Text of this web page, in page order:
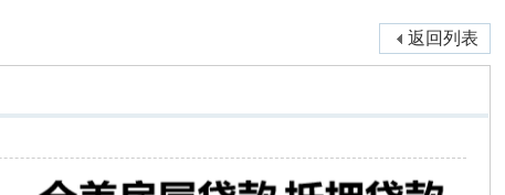
返回列表